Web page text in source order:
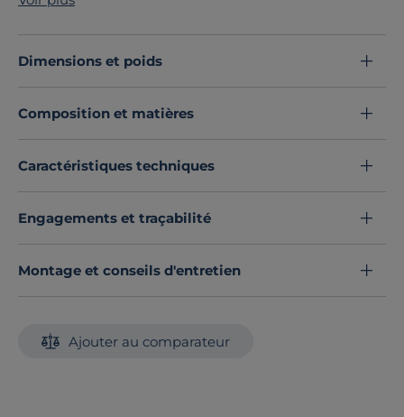
particulièrement moelleux et confortable. Ce protège
oreiller bénéficie du traitement Valcarien et a ainsi des
propriété anti-acariens et bactériens (substance active
Dimensions et poids
Composition et matières
Caractéristiques techniques
Engagements et traçabilité
Montage et conseils d'entretien
Ajouter au comparateur